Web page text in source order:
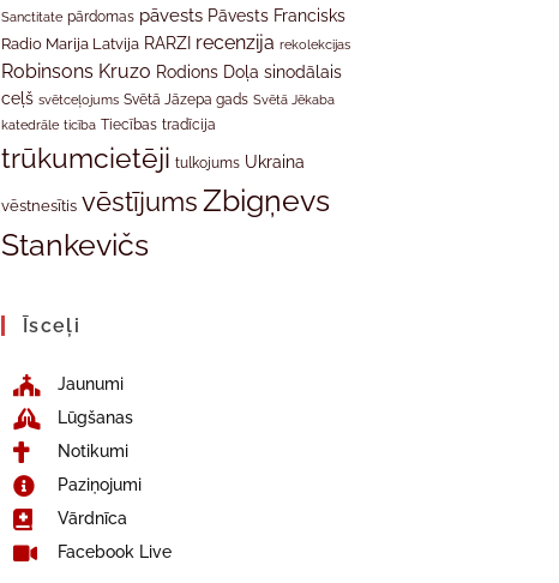
Sanctitate pārdomas pāvests Pāvests Francisks
Radio Marija Latvija RARZI recenzija rekolekcijas
Robinsons Kruzo Rodions Doļa sinodālais
ceļš svētceļojums Svētā Jāzepa gads Svētā Jēkaba
katedrāle ticība Tiecības tradīcija
trūkumcietēji tulkojums Ukraina
vēstnesītis vēstījumsZbigņevs
Stankevičs
Īsceļi
Jaunumi
Lūgšanas
Notikumi
Paziņojumi
Vārdnīca
Facebook Live